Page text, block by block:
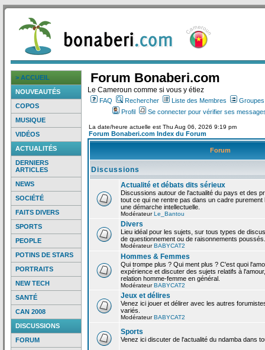
> ACCUEIL
NOUVEAUTÉS
COPOS
MUSIQUE
VIDÉOS
ACTUALITÉS
DERNIERS
ARTICLES
NEWS
SOCIÉTÉ
FAITS DIVERS
SPORTS
PEOPLE
POTINS DE STARS
PORTRAITS
NEW TECH
SANTÉ
CAN 2008
DISCUSSIONS
FORUM
Forum Bonaberi.com
Le Cameroun comme si vous y étiez
FAQ Rechercher Liste des Membres
Profil
Se connecter pour vérifier ses
La date/heure actuelle est Thu Aug 06, 2026 9:19 pm
Forum Bonaberi.com Index du Forum
Forum
Discussions
Actualité et débats dits sérieux
Discussions autour de l'actualité du pays et des
tout ce qui ne rentre pas dans un cadre
une démarche intellectuelle.
ModérateurLe_Bantou
Divers
Lieu idéal pour les sujets, sur tous types de
de questionnement ou de raisonnements
ModérateurBABYCAT2
Hommes & Femmes
Qui trompe plus ? Qui ment plus ? C'est quoi
expérience et discuter des sujets relatifs à
relation homme-femme en général.
ModérateurBABYCAT2
Jeux et délires
Venez ici jouer et délirer avec les autres
variés.
ModérateurBABYCAT2
Sports
Venez ici discuter de l'actualité du ndamba dans